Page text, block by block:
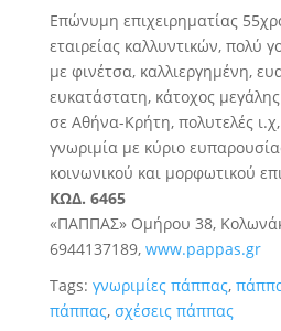
Επώνυμη επιχειρηματίας
εταιρείας καλλυντικών, πολύ
με φινέτσα, καλλιεργημένη,
ευκατάστατη, κάτοχος
σε Αθήνα-Κρήτη, πολυτελές
γνωριμία με κύριο
κοινωνικού και μορφωτικού
ΚΩΔ. 6465
«ΠΑΠΠΑΣ» Ομήρου 38,
6944137189, www.pappas.gr
Tags: γνωριμίες πάππας,
πάππας, σχέσεις πάππας